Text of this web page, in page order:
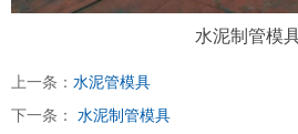
水泥制管模
上一条： 水泥管模具
下一条：
水泥制管模具